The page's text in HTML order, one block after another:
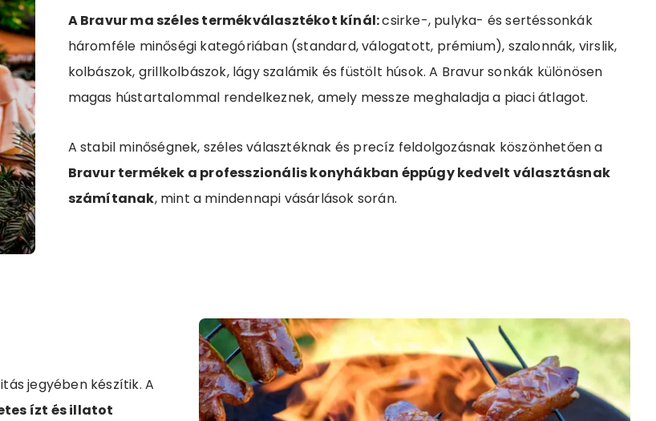
A Bravur ma széles termékválasztékot kínál:csirke-, pulyka- és sertéssonkák
háromféle minőségi kategóriában (standard, válogatott, prémium), szalonnák, virslik,
kolbászok, grillkolbászok, lágy szalámik és füstölt húsok. A Bravur sonkák különösen
magas hústartalommal rendelkeznek, amely messze meghaladja a piaci átlagot.
A stabil minőségnek, széles választéknak és precíz feldolgozásnak köszönhetően a
Bravur termékek a professzionális konyhákban éppúgy kedvelt választásnak
számítanak, mint a mindennapi vásárlások során.
jegyében készítik. A
ízt és illatot